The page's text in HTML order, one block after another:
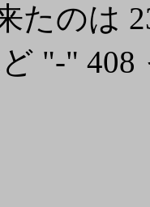
たのは
"-"